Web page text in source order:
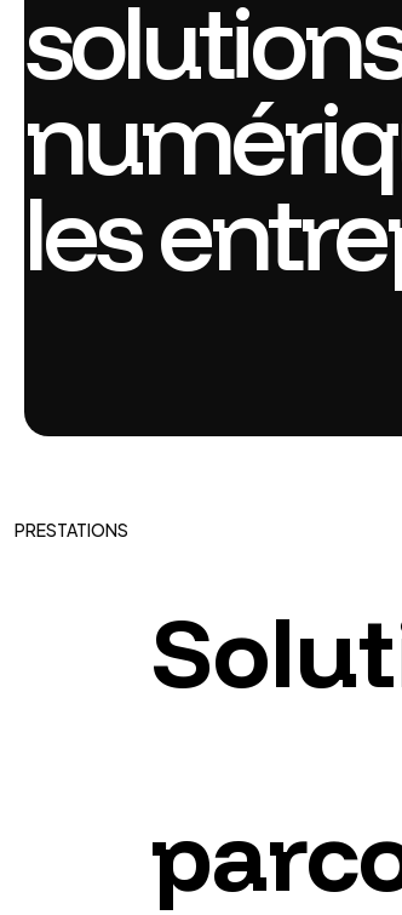
les
PRESTATIONS